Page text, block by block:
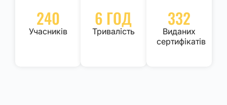
240
Учасників
6 ГОД
Тривалість
332
Виданих
сертифікатів